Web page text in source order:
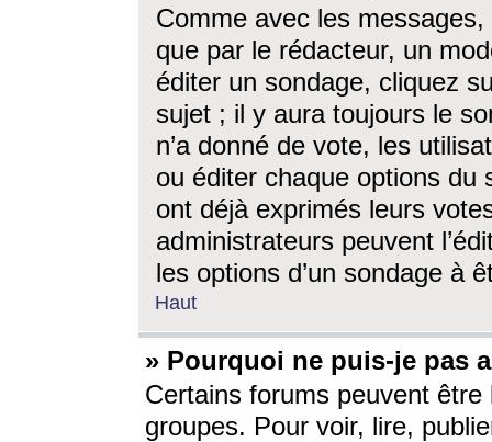
Comme avec les
que par le rédacteur, un
éditer un sondage, cliquez
sujet ; il y aura toujours le
n’a donné de vote, les
ou éditer chaque options du
ont déjà exprimés leurs
administrateurs peuvent
les options d’un sondage à
Haut
» Pourquoi ne puis-je pas
Certains forums peuvent être
groupes. Pour voir, lire,